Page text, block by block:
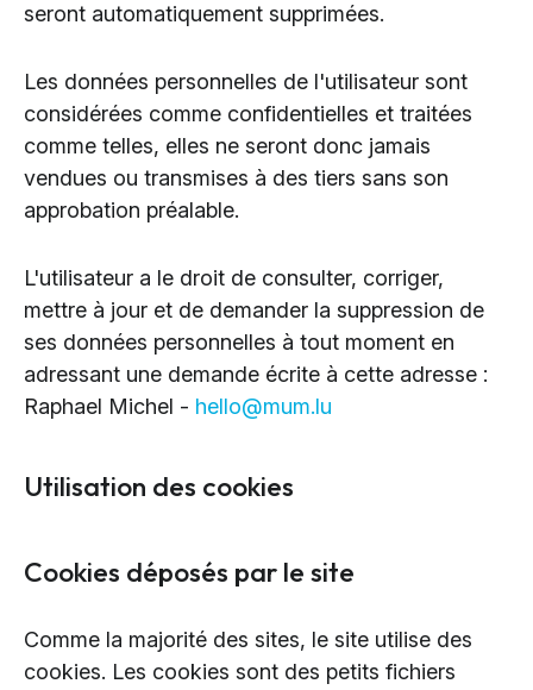
seront automatiquement supprimées.
Les données personnelles de l'utilisateur sont
considérées comme confidentielles et traitées
comme telles, elles ne seront donc jamais
vendues ou transmises à des tiers sans son
approbation préalable.
L'utilisateur a le droit de consulter, corriger,
mettre à jour et de demander la suppression de
ses données personnelles à tout moment en
adressant une demande écrite à cette adresse :
Raphael Michel - hello@mum.lu
Utilisation des cookies
Cookies déposés par le site
Comme la majorité des sites, le site utilise des
cookies. Les cookies sont des petits fichiers